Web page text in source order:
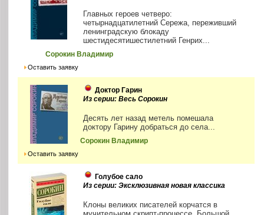
Главных героев четверо:
четырнадцатилетний Сережа, переживший
ленинградскую блокаду
шестидесятишестилетний Генрих...
Сорокин Владимир
Оставить заявку
Доктор Гарин
Из серии: Весь Сорокин
Десять лет назад метель помешала
доктору Гарину добраться до села...
Сорокин Владимир
Оставить заявку
Голубое сало
Из серии: Эксклюзивная новая классика
Клоны великих писателей корчатся в